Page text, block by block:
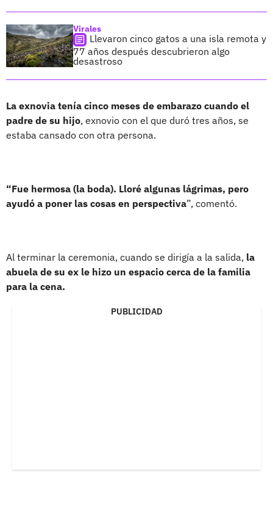
Virales
Llevaron cinco gatos a una isla remota y
77 años después descubrieron algo
desastroso
La exnovia tenía cinco meses de embarazo cuando el
padre de su hijo, exnovio con el que duró tres años, se
estaba cansado con otra persona.
“Fue hermosa (la boda). Lloré algunas lágrimas, pero
ayudó a poner las cosas en perspectiva”, comentó.
Al terminar la ceremonia, cuando se dirigía a la salida, la
abuela de su ex le hizo un espacio cerca de la familia
para la cena.
PUBLICIDAD